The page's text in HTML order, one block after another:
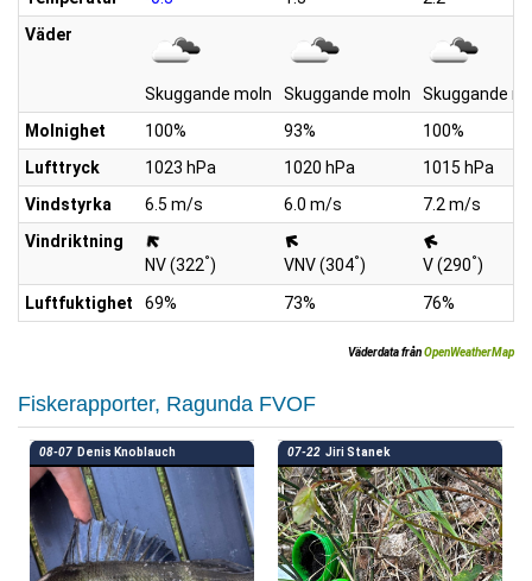
Väder
Skuggande moln Skuggande moln
Skuggande
Molnighet
100% 93%
100%
Lufttryck
1023 hPa 1020 hPa
1015 hPa
Vindstyrka
6.5 m/s 6.0 m/s
7.2 m/s
Vindriktning
NV (322°) VNV (304°) V (290°)
Luftfuktighet
69% 73% 76%
Väderdata frånOpenWeatherMap
Fiskerapporter, Ragunda FVOF
08-07 Denis Knoblauch 07-22 Jiri Stanek